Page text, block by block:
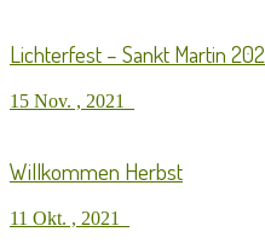
Lichterfest – Sankt Martin
15 Nov. , 2021
Willkommen Herbst
11 Okt. , 2021